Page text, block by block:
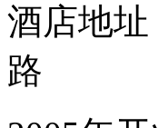
酒店地址
路